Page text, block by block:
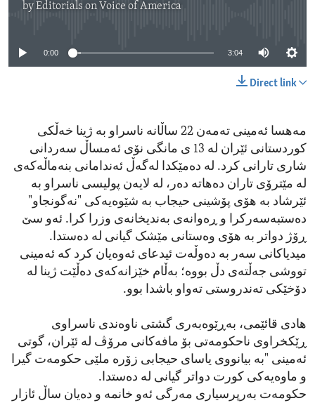
byEditorials on Voice of America
0:00 3:04
Direct link
مەهسا ئەمینی تەمەن 22 ساڵانە ناسراو بە ژینا خەڵکی
کوردستانی ئێران لە 13 ی مانگی نۆی ئەمساڵ سەردانی
شاری تارانی کرد. لە دەمێکدا لەگەڵ ئەندامانی بنەماڵەکەی
لە مێترۆی تاران دەهاتە دەر، لە لایەن پولیسی ناسراو بە
ئێرشاد بە هۆی پۆشینی حیجاب بە شێوەیەکی "نەگونجاو"
دەستبەسەرکرا و ڕەوانەی بەندیخانەی وزرا کرا. ئەو سێ
ڕۆژ دواتر بە هۆی وەستانی مێشک گیانی لە دەستدا.
میدیاکانی سەر بە دەوڵەت ئیدعای ئەوەیان کرد کە ئەمینی
تووشی جەڵتەی دڵ بووە؛ بەڵام خێزانەکەی دەڵێت ژینا لە
دۆخێکی تەندروستی تەواو باشدا بوو.
هادی قائێمی، بەڕێوەبەری گشتی ناوەندی ناسراوی
ڕێکخراوی ناحکومەتی بۆ مافەکانی مرۆڤ لە ئێران، گوتی
ئەمینی "بە بیانووی یاسای حیجابی زۆرە ملێی حکومەت گیرا
و ماوەیەکی کورت دواتر گیانی لە دەستدا.
حکومەت بەرپرسیاری مەرگی ئەو خانمە و دەیان ساڵ ئازار